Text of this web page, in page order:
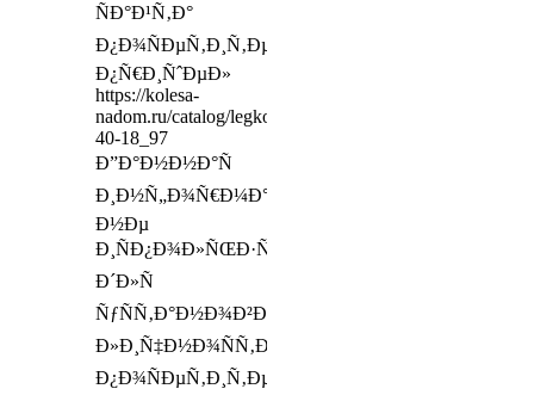
ÑÐ°Ð¹Ñ‚Ð°
Ð¿Ð¾ÑÐµÑ‚Ð¸Ñ‚ÐµÐ»ÑŒ
Ð¿Ñ€Ð¸ÑˆÐµÐ»
https://kolesa-
nadom.ru/catalog/legkovie_shiny/model/317080/
40-18_97
Ð”Ð°Ð½Ð½Ð°Ñ
Ð¸Ð½Ñ„Ð¾Ñ€Ð¼Ð°Ñ†Ð¸Ñ
Ð½Ðµ
Ð¸ÑÐ¿Ð¾Ð»ÑŒÐ·ÑƒÐµÑ‚ÑÑ
Ð´Ð»Ñ
ÑƒÑÑ‚Ð°Ð½Ð¾Ð²Ð»ÐµÐ½Ð¸Ñ
Ð»Ð¸Ñ‡Ð½Ð¾ÑÑ‚Ð¸
Ð¿Ð¾ÑÐµÑ‚Ð¸Ñ‚ÐµÐ»Ñ